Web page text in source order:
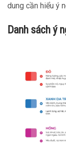
dung cần hiểu ý
Danh sách ý